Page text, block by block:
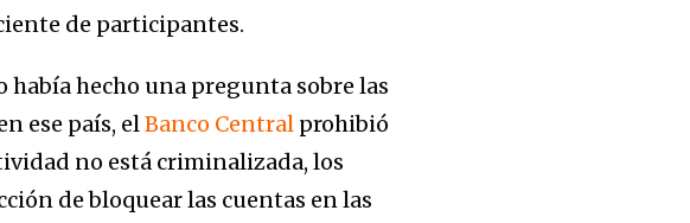
de participantes.
había hecho una pregunta sobre las
ese país, elBanco Central prohibió
no está criminalizada, los
de bloquear las cuentas en las